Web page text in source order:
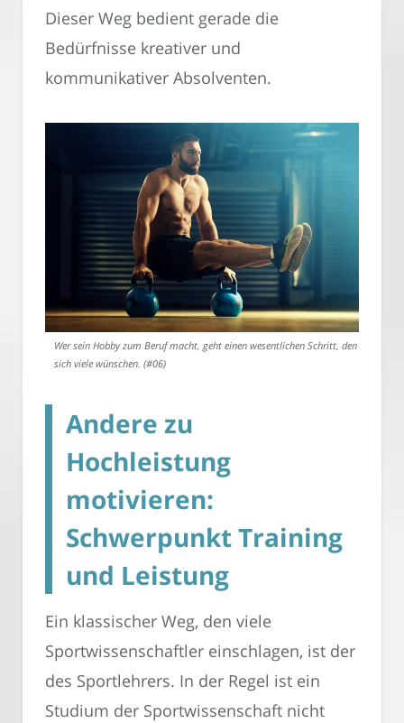
Dieser Weg bedient gerade die
Bedürfnisse kreativer und
kommunikativer Absolventen.
Wer sein Hobby zum Beruf macht, geht einen wesentlichen Schritt, den
sich viele wünschen. (#06)
Andere zu
Hochleistung
motivieren:
Schwerpunkt Training
und Leistung
Ein klassischer Weg, den viele
Sportwissenschaftler einschlagen, ist der
des Sportlehrers. In der Regel ist ein
Studium der Sportwissenschaft nicht